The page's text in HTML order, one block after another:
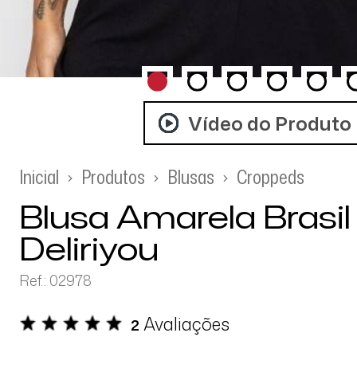
Vídeo do Produto
Inicial
Produtos Blusas Croppeds
Blusa Amarela
Deliriyou
Ref.: 02978
2 Avaliações